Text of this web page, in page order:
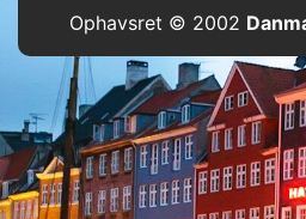
Ophavsret © 2002